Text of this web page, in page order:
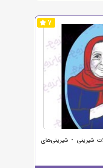
7
شیرینی - شیرینی‌های